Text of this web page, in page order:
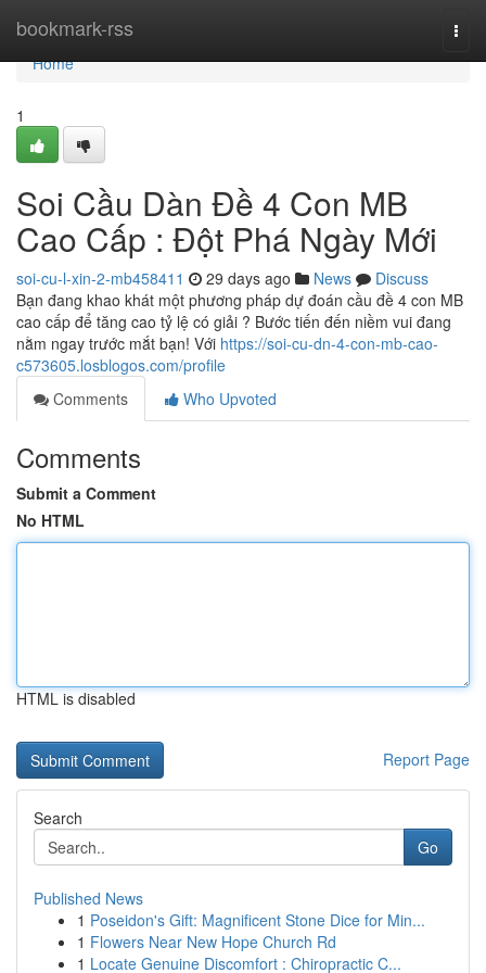
bookmark-rss
Home
Home
1
Soi Cầu Dàn Đề 4 Con MB
Cao Cấp : Đột Phá Ngày Mới
soi-cu-l-xin-2-mb458411 29 days ago News
Discuss
Bạn đang khao khát một phương pháp dự đoán cầu đề 4 con MB
cao cấp để tăng cao tỷ lệ có giải ? Bước tiến đến niềm vui đang
nằm ngay trước mắt bạn! Với https://soi-cu-dn-4-con-mb-cao-
c573605.losblogos.com/profile
Comments
Who Upvoted
Comments
Submit a Comment
No HTML
HTML is disabled
Report Page
Search
Go
Published News
1 Poseidon's Gift: Magnificent Stone Dice for Min...
1 Flowers Near New Hope Church Rd
1 Locate Genuine Discomfort : Chiropractic C...